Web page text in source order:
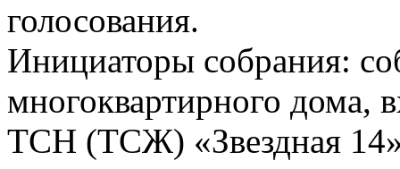
голосования.
Инициаторы собрания:
многоквартирного дома,
ТСН (ТСЖ) «Звездная